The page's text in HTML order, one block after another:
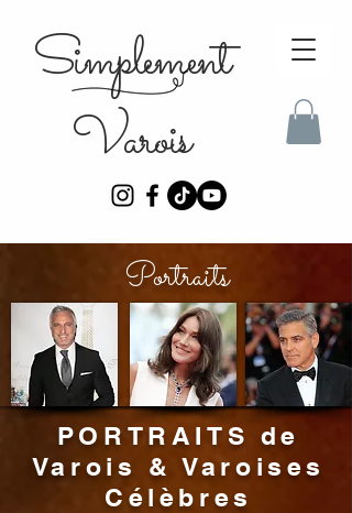
Simplement
Varois
Portraits
PORTRAITS de
Varois & Varoises
Célèbres